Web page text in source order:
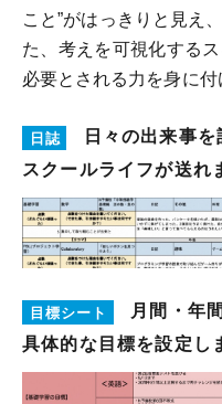
こと”がはっきりと見え
た、考えを可視化する
必要とされる力を身に付
日誌
日々の出来事
スクールライフが送れ
目標シート
月間・年
具体的な目標を設定し